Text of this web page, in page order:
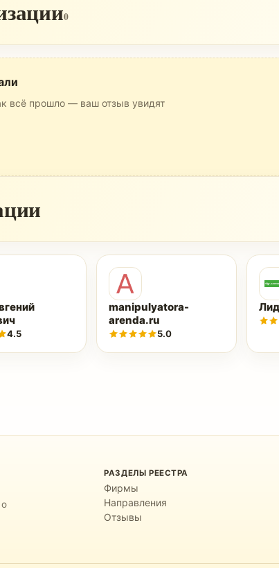
0
всё прошло — ваш отзыв увидят
4.5
manipulyatora-
arenda.ru
5.0
РАЗДЕЛЫ РЕЕСТРА
Фирмы
Направления
Отзывы